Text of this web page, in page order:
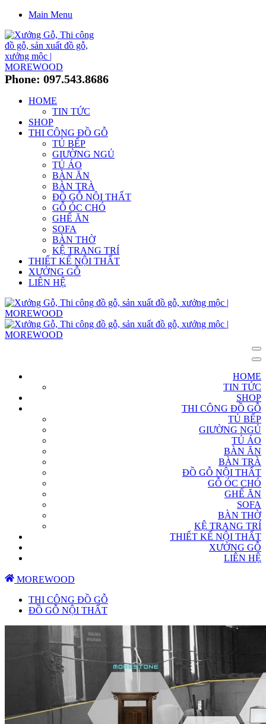
Main Menu
Phone: 097.543.8686
HOME
TIN TỨC
SHOP
THI CÔNG ĐỒ GỖ
TỦ BẾP
GIƯỜNG NGỦ
TỦ ÁO
BÀN ĂN
BÀN TRÀ
ĐỒ GỖ NỘI THẤT
GỖ ÓC CHÓ
GHẾ ĂN
SOFA
BÀN THỜ
KỆ TRANG TRÍ
THIẾT KẾ NỘI THẤT
XƯỞNG GỖ
LIÊN HỆ
HOME
TIN TỨC
SHOP
THI CÔNG ĐỒ GỖ
TỦ BẾP
GIƯỜNG NGỦ
TỦ ÁO
BÀN ĂN
BÀN TRÀ
ĐỒ GỖ NỘI THẤT
GỖ ÓC CHÓ
GHẾ ĂN
SOFA
BÀN THỜ
KỆ TRANG TRÍ
THIẾT KẾ NỘI THẤT
XƯỞNG GỖ
LIÊN HỆ
MOREWOOD
THI CÔNG ĐỒ GỖ
ĐỒ GỖ NỘI THẤT